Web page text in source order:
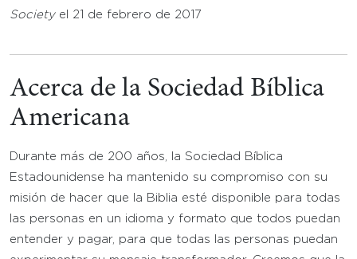
Societyel 21 de febrero de 2017
Acerca de la Sociedad Bíblica
Americana
Durante más de 200 años, la Sociedad Bíblica
Estadounidense ha mantenido su compromiso con su
misión de hacer que la Biblia esté disponible para todas
las personas en un idioma y formato que todos puedan
entender y pagar, para que todas las personas puedan